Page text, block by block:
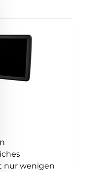
nur wenigen